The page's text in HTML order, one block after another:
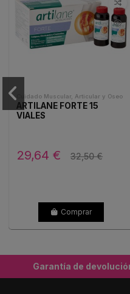
Cuidado Muscular, Articular y Oseo
ARTILANE FORTE 15
VIALES
29,64 € 32,50 €
Comprar
Garantía de